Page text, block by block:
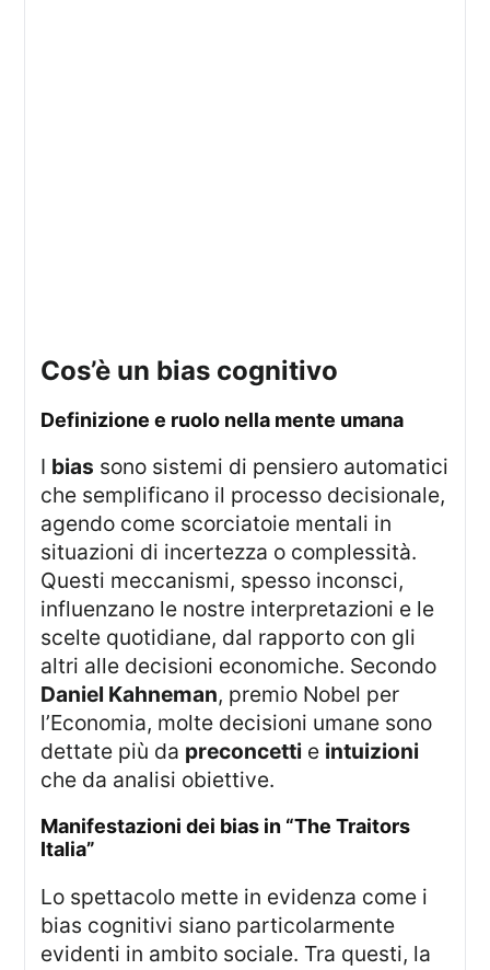
cos’è un bias cognitivo
definizione e ruolo nella mente umana
bias sono sistemi di pensiero automatici
che semplificano il processo decisionale,
agendo come scorciatoie mentali in
situazioni di incertezza o complessità.
Questi meccanismi, spesso inconsci,
influenzano le nostre interpretazioni e le
scelte quotidiane, dal rapporto con gli
altri alle decisioni economiche. Secondo
Daniel Kahneman, premio Nobel per
l’Economia, molte decisioni umane sono
dettate più da preconcetti e intuizioni
che da analisi obiettive.
manifestazioni dei bias in “The Traitors
Italia”
Lo spettacolo mette in evidenza come i
bias cognitivi siano particolarmente
evidenti in ambito sociale. Tra questi, la